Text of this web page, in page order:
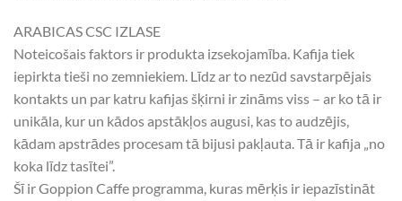
ARABICAS CSC IZLASE
Noteicošais faktors ir produkta izsekojamība. Kafija tiek
iepirkta tieši no zemniekiem. Līdz ar to nezūd savstarpējais
kontakts un par katru kafijas šķirni ir zināms viss – ar ko tā ir
unikāla, kur un kādos apstākļos augusi, kas to audzējis,
kādam apstrādes procesam tā bijusi pakļauta. Tā ir kafija „no
koka līdz tasītei”.
Šī ir Goppion Caffe programma, kuras mērķis ir iepazīstināt